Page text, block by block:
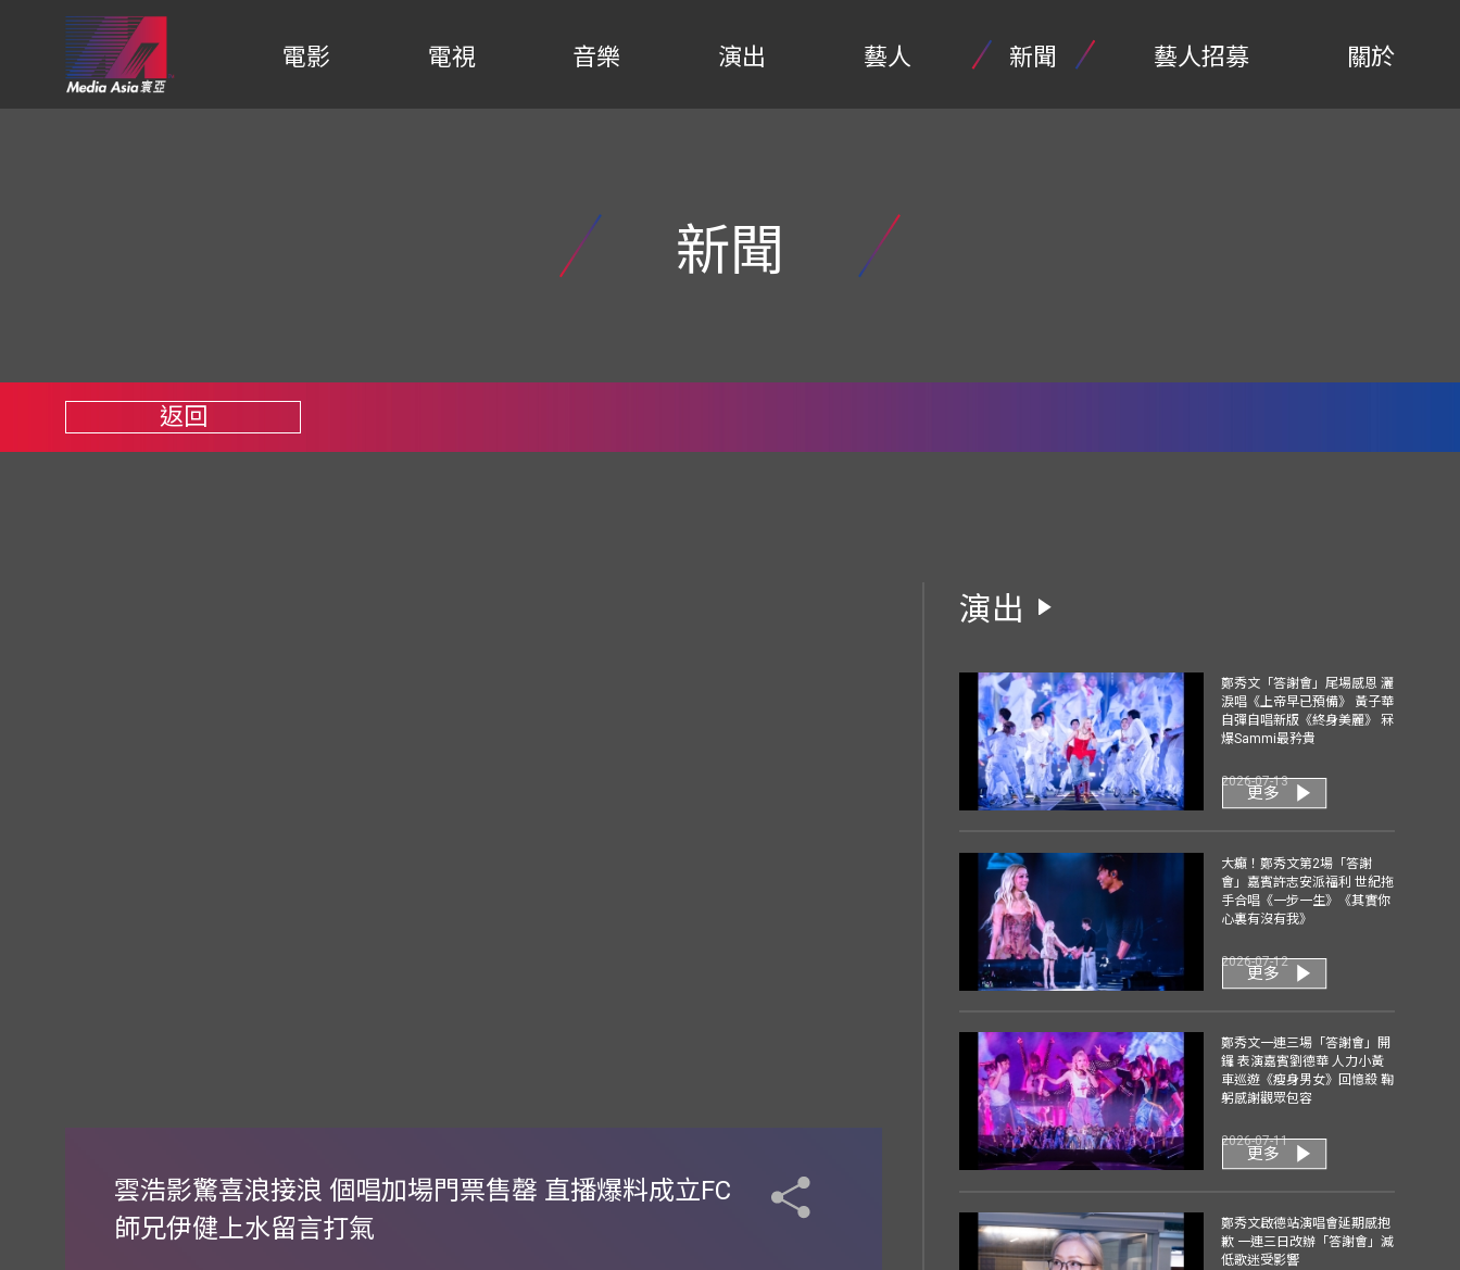
電影 電視 音樂 演出 藝人 新聞 藝人招募 關於
新聞
返回
雲浩影驚喜浪接浪 個唱加場門票售罄 直播爆料成立FC
師兄伊健上水留言打氣
演出
鄭秀文「答謝會」尾場感恩 灑
淚唱《上帝早已預備》 黃子華
自彈自唱新版《終身美麗》 冧
爆Sammi最矜貴
2026-07-13
更多
大癲！鄭秀文第2場「答謝
會」嘉賓許志安派福利 世紀拖
手合唱《一步一生》《其實你
心裏有沒有我》
2026-07-12
更多
鄭秀文一連三場「答謝會」開
鑼 表演嘉賓劉德華 人力小黃
車巡遊《瘦身男女》回憶殺 鞠
躬感謝觀眾包容
2026-07-11
更多
鄭秀文啟德站演唱會延期感抱
歉 一連三日改辦「答謝會」減
低歌迷受影響